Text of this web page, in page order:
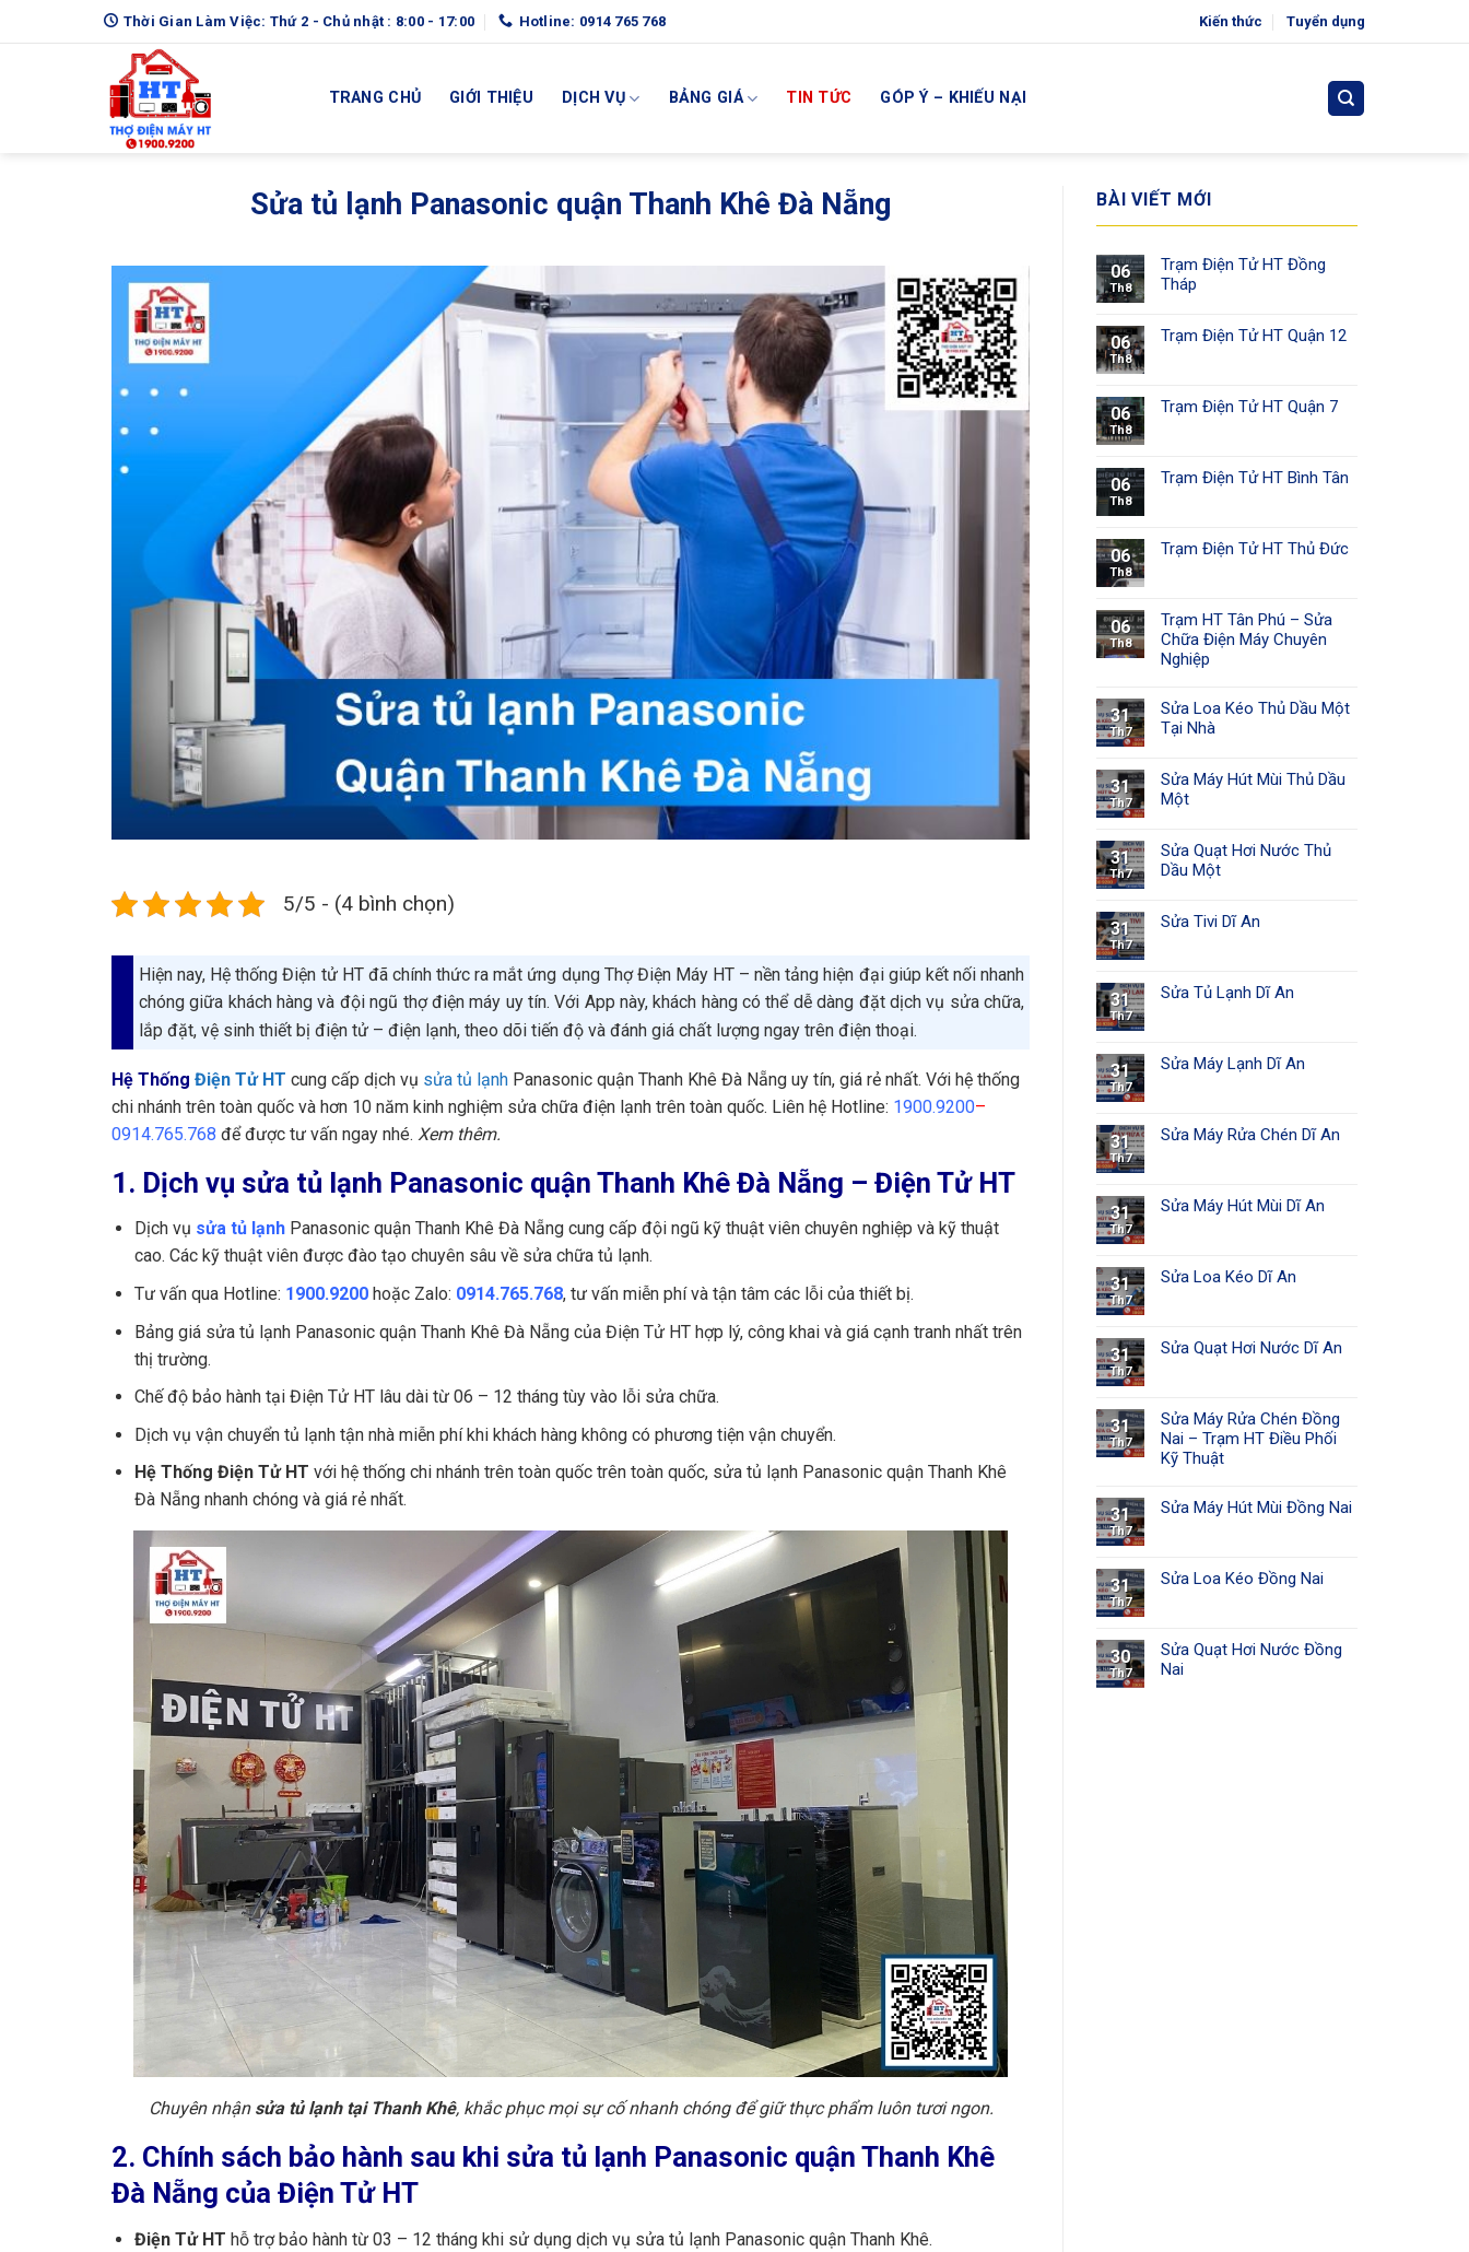
to
Thời Gian Làm Việc: Thứ 2 - Chủ nhật : 8:00 - 17:00 Hotline: 0914 765 768 Kiến thức Tuyển dụng
TRANG CHỦ GIỚI THIỆU DỊCH VỤ BẢNG GIÁ TIN TỨC GÓP Ý – KHIẾU NẠI
Sửa tủ lạnh Panasonic quận Thanh Khê Đà Nẵng
5/5 - (4 bình chọn)
Hiện nay, Hệ thống Điện tử HT đã chính thức ra mắt ứng dụng Thợ Điện Máy HT – nền tảng hiện đại giúp kết nối nhanh
chóng giữa khách hàng và đội ngũ thợ điện máy uy tín. Với App này, khách hàng có thể dễ dàng đặt dịch vụ sửa chữa,
lắp đặt, vệ sinh thiết bị điện tử – điện lạnh, theo dõi tiến độ và đánh giá chất lượng ngay trên điện thoại.
Hệ Thống Điện Tử HT cung cấp dịch vụ sửa tủ lạnh Panasonic quận Thanh Khê Đà Nẵng uy tín, giá rẻ nhất. Với hệ thống
chi nhánh trên toàn quốc và hơn 10 năm kinh nghiệm sửa chữa điện lạnh trên toàn quốc. Liên hệ Hotline: 1900.9200–
0914.765.768 để được tư vấn ngay nhé. Xem thêm.
1. Dịch vụ sửa tủ lạnh Panasonic quận Thanh Khê Đà Nẵng – Điện Tử HT
Dịch vụ sửa tủ lạnhPanasonic quận Thanh Khê Đà Nẵng cung cấp đội ngũ kỹ thuật viên chuyên nghiệp và kỹ thuật
cao. Các kỹ thuật viên được đào tạo chuyên sâu về sửa chữa tủ lạnh.
Tư vấn qua Hotline: 1900.9200hoặc Zalo: 0914.765.768, tư vấn miễn phí và tận tâm các lỗi của thiết bị.
Bảng giá sửa tủ lạnh Panasonic quận Thanh Khê Đà Nẵng của Điện Tử HT hợp lý, công khai và giá cạnh tranh nhất trên
thị trường.
Chế độ bảo hành tại Điện Tử HT lâu dài từ 06 – 12 tháng tùy vào lỗi sửa chữa.
Dịch vụ vận chuyển tủ lạnh tận nhà miễn phí khi khách hàng không có phương tiện vận chuyển.
Hệ Thống Điện Tử HT với hệ thống chi nhánh trên toàn quốc trên toàn quốc, sửa tủ lạnh Panasonic quận Thanh Khê
Đà Nẵng nhanh chóng và giá rẻ nhất.
Chuyên nhận sửa tủ lạnh tại Thanh Khê, khắc phục mọi sự cố nhanh chóng để giữ thực phẩm luôn tươi ngon.
2. Chính sách bảo hành sau khi sửa tủ lạnh Panasonic quận Thanh Khê
Đà Nẵng của Điện Tử HT
Điện Tử HT hỗ trợ bảo hành từ 03 – 12 tháng khi sử dụng dịch vụ sửa tủ lạnh Panasonic quận Thanh Khê.
BÀI VIẾT MỚI
06
Th8
Trạm Điện Tử HT Đồng
Tháp
06
Th8
Trạm Điện Tử HT Quận 12
06
Th8
Trạm Điện Tử HT Quận 7
06
Th8
Trạm Điện Tử HT Bình Tân
06
Th8
Trạm Điện Tử HT Thủ Đức
06
Th8
Trạm HT Tân Phú – Sửa
Chữa Điện Máy Chuyên
Nghiệp
31
Th7
Sửa Loa Kéo Thủ Dầu Một
Tại Nhà
31
Th7
Sửa Máy Hút Mùi Thủ Dầu
Một
31
Th7
Sửa Quạt Hơi Nước Thủ
Dầu Một
31
Th7
Sửa Tivi Dĩ An
31
Th7
Sửa Tủ Lạnh Dĩ An
31
Th7
Sửa Máy Lạnh Dĩ An
31
Th7
Sửa Máy Rửa Chén Dĩ An
31
Th7
Sửa Máy Hút Mùi Dĩ An
31
Th7
Sửa Loa Kéo Dĩ An
31
Th7
Sửa Quạt Hơi Nước Dĩ An
31
Th7
Sửa Máy Rửa Chén Đồng
Nai – Trạm HT Điều Phối
Kỹ Thuật
31
Th7
Sửa Máy Hút Mùi Đồng Nai
31
Th7
Sửa Loa Kéo Đồng Nai
30
Th7
Sửa Quạt Hơi Nước Đồng
Nai